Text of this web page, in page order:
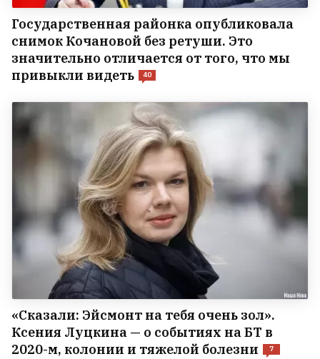
Государственная районка опубликовала
снимок Кочановой без ретуши. Это
значительно отличается от того, что мы
привыкли видеть
40
«Сказали: Эйсмонт на тебя очень зол».
Ксения Луцкина — о событиях на БТ в
2020-м, колонии и тяжелой болезни
7